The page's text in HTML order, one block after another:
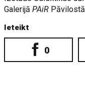
GalerijāPAiR
Ieteikt
0